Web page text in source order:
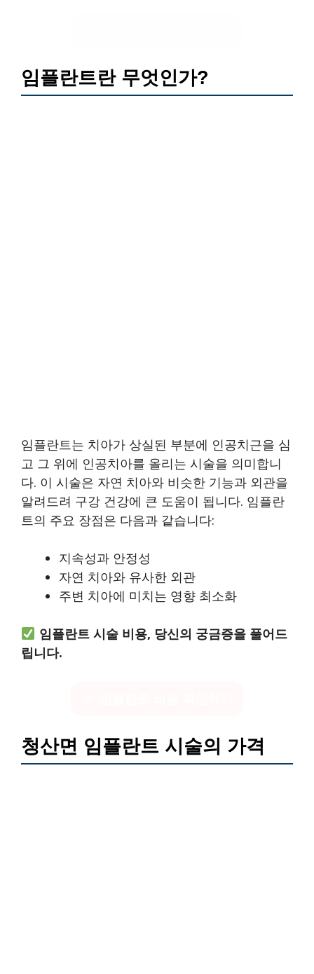
임플란트란 무엇인가?
임플란트는 치아가 상실된 부분에 인공치근을 심
고 그 위에 인공치아를 올리는 시술을 의미합니
다. 이 시술은 자연 치아와 비슷한 기능과 외관을
알려드려 구강 건강에 큰 도움이 됩니다. 임플란
트의 주요 장점은 다음과 같습니다:
지속성과 안정성
자연 치아와 유사한 외관
주변 치아에 미치는 영향 최소화
임플란트 시술 비용, 당신의 궁금증을 풀어드
립니다.
청산면 임플란트 시술의 가격